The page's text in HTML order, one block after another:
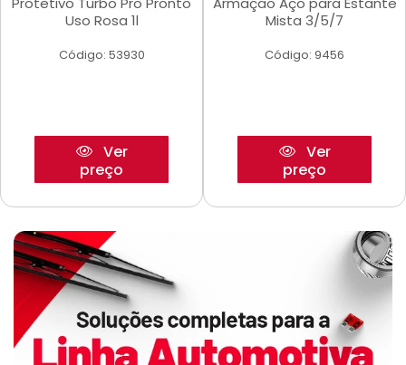
Uso Rosa 1l
Código: 53930
Ver
preço
Mista 3/5/7
Código: 9456
Ver
preço